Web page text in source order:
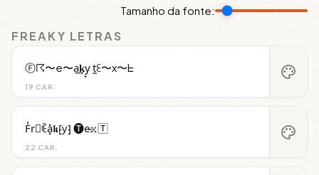
Tamanho da fonte:
FREAKY LETRAS
19 CAR.
Ⓕ☈〜e〜a͢𝐤y͙ t̼ꏂ〜x〜ᖶ palette
22 CAR.
F̾r⃝ꍟa͓̽𝖐⁅y⁆ 🅣e̴𝚡🅃 palette